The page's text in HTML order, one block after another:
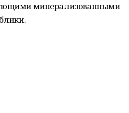
минерализованными